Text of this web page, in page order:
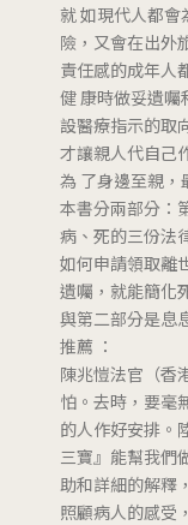
就 如現代人都會
險，又會在出外
責任感的成年人
健 康時做妥遺
設醫療指示的取
才讓親人代自己
為 了身邊至親，
本書分兩部分：
病、死的三份法
如何申請領取離
遺囑，就能簡化
與第二部分是息
推薦 ：
陳兆愷法官（香
怕。去時，要毫
的人作好安排。
三寶』能幫我們
助和詳細的解釋
照顧病人的感受